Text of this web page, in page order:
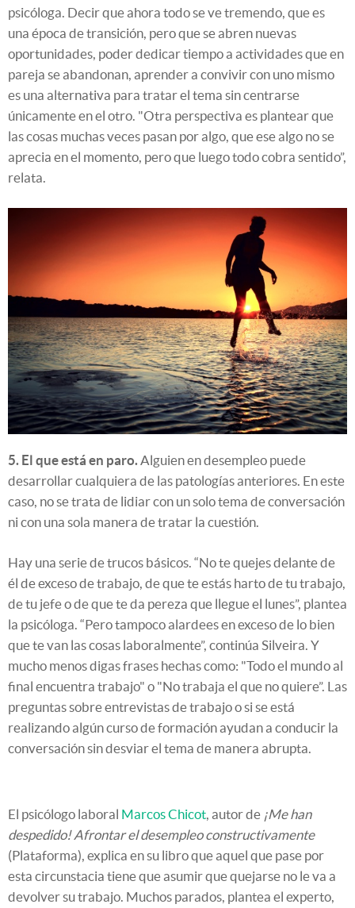
psicóloga. Decir que ahora todo se ve tremendo, que es
una época de transición, pero que se abren nuevas
oportunidades, poder dedicar tiempo a actividades que en
pareja se abandonan, aprender a convivir con uno mismo
es una alternativa para tratar el tema sin centrarse
únicamente en el otro. "Otra perspectiva es plantear que
las cosas muchas veces pasan por algo, que ese algo no se
aprecia en el momento, pero que luego todo cobra sentido”,
relata.
5. El que está en paro.Alguien en desempleo puede
desarrollar cualquiera de las patologías anteriores. En este
caso, no se trata de lidiar con un solo tema de conversación
ni con una sola manera de tratar la cuestión.
Hay una serie de trucos básicos. “No te quejes delante de
él de exceso de trabajo, de que te estás harto de tu trabajo,
de tu jefe o de que te da pereza que llegue el lunes”, plantea
la psicóloga. “Pero tampoco alardees en exceso de lo bien
que te van las cosas laboralmente”, continúa Silveira. Y
mucho menos digas frases hechas como: "Todo el mundo al
final encuentra trabajo" o "No trabaja el que no quiere”. Las
preguntas sobre entrevistas de trabajo o si se está
realizando algún curso de formación ayudan a conducir la
conversación sin desviar el tema de manera abrupta.
El psicólogo laboral Marcos Chicot, autor de ¡Me han
despedido! Afrontar el desempleo constructivamente
(Plataforma), explica en su libro que aquel que pase por
esta circunstacia tiene que asumir que quejarse no le va a
devolver su trabajo. Muchos parados, plantea el experto,